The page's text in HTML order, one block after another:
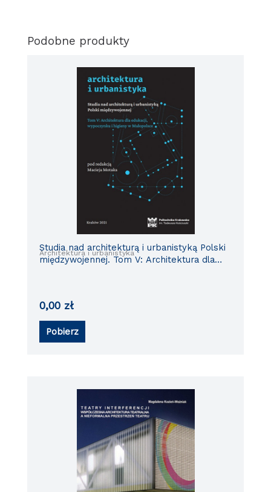
Podobne produkty
Architektura i urbanistyka
Studia nad architekturą i urbanistyką Polski
międzywojennej. Tom V: Architektura dla
0,00 zł
Pobierz